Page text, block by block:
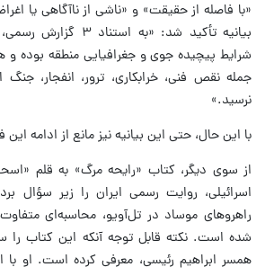
«با فاصله از حقیقت» و «ناشی از ناآگاهی یا
بیانیه تأکید شد: «به
شرایط پیچیده جوی و جغرافیایی منطقه بوده و
جمله نقص فنی، خرابکاری، ترور، انفجار، جنگ
نرسید.»
با این حال، حتی این بیانیه نیز مانع از ادامه
از سوی دیگر، کتاب «رایحه مرگ» به قلم
اسرائیلی، روایت رسمی ایران را زیر سؤال
راهروهای موساد در تل‌آویو، محاسبه‌ای
شده است. نکته قابل توجه آنکه این کتاب را
همسر ابراهیم رئیسی، معرفی کرده است. او با